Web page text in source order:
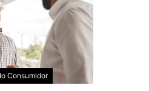
Consumidor